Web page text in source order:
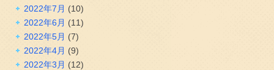
2022年7月 (10)
2022年6月 (11)
2022年5月 (7)
2022年4月 (9)
2022年3月 (12)